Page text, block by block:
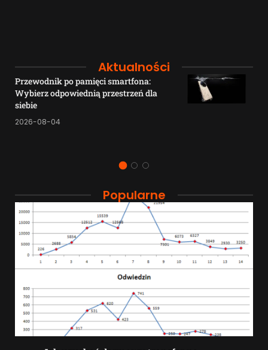
Aktualności
Przewodnik po pamięci smartfona:
Wybierz odpowiednią przestrzeń dla
siebie
2026-08-04
Popularne